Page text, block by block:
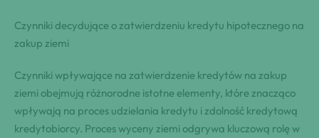
Czynniki decydujące o zatwierdzeniu kredytu hipotecznego na
zakup ziemi
Czynniki wpływające na zatwierdzenie kredytów na zakup
ziemi obejmują różnorodne istotne elementy, które znacząco
wpływają na proces udzielania kredytu i zdolność kredytową
kredytobiorcy. Proces wyceny ziemi odgrywa kluczową rolę w